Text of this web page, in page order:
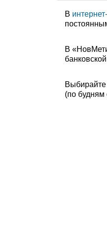
В
В
Выбирайте
(по будням